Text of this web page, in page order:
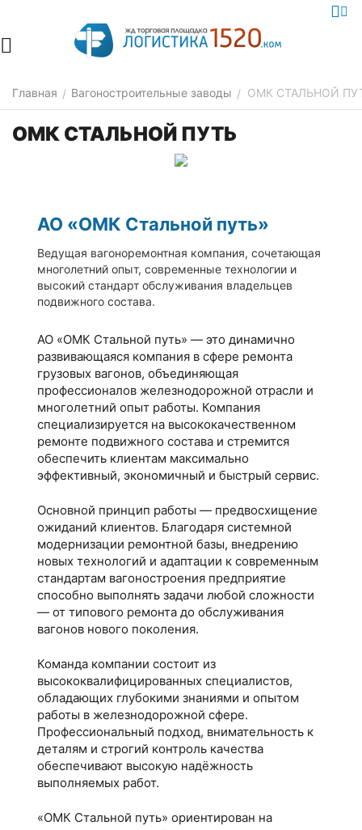
Главная / Вагоностроительные заводы / ОМК СТАЛЬНОЙ
ОМК СТАЛЬНОЙ ПУТЬ
АО «ОМК Стальной путь»
Ведущая вагоноремонтная компания, сочетающая
многолетний опыт, современные технологии и
высокий стандарт обслуживания владельцев
подвижного состава.
АО «ОМК Стальной путь» — это динамично
развивающаяся компания в сфере ремонта
грузовых вагонов, объединяющая
профессионалов железнодорожной отрасли и
многолетний опыт работы. Компания
специализируется на высококачественном
ремонте подвижного состава и стремится
обеспечить клиентам максимально
эффективный, экономичный и быстрый сервис.
Основной принцип работы — предвосхищение
ожиданий клиентов. Благодаря системной
модернизации ремонтной базы, внедрению
новых технологий и адаптации к современным
стандартам вагоностроения предприятие
способно выполнять задачи любой сложности
— от типового ремонта до обслуживания
вагонов нового поколения.
Команда компании состоит из
высококвалифицированных специалистов,
обладающих глубокими знаниями и опытом
работы в железнодорожной сфере.
Профессиональный подход, внимательность к
деталям и строгий контроль качества
обеспечивают высокую надёжность
выполняемых работ.
«ОМК Стальной путь» ориентирован на